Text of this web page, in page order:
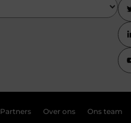
Partners Over ons Ons team